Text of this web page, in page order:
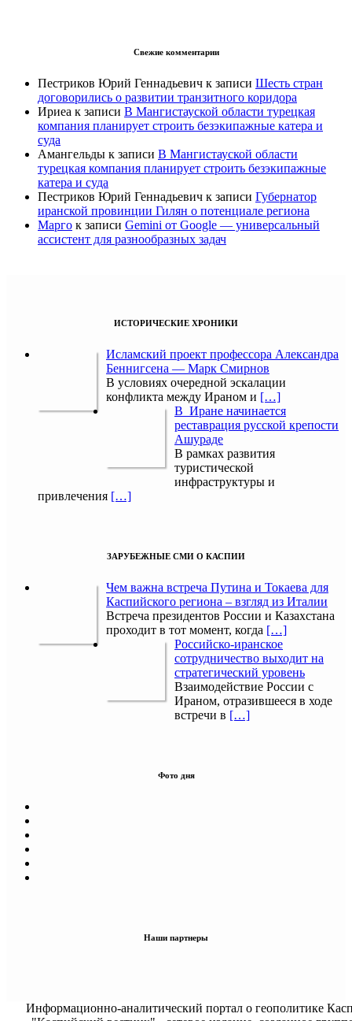
Свежие комментарии
Пестриков Юрий Геннадьевич к записи Шесть стран
договорились о развитии транзитного коридора
Ириеа к записи В Мангистауской области турецкая
компания планирует строить безэкипажные катера и
суда
Амангельды к записи В Мангистауской области
турецкая компания планирует строить безэкипажные
катера и суда
Пестриков Юрий Геннадьевич к записи Губернатор
иранской провинции Гилян о потенциале региона
Марго к записи Gemini от Google — универсальный
ассистент для разнообразных задач
ИСТОРИЧЕСКИЕ ХРОНИКИ
Исламский проект профессора Александра
Беннигсена — Марк Смирнов
В условиях очередной эскалации
конфликта между Ираном и […]
В Иране начинается
реставрация русской крепости
Ашураде
В рамках развития
туристической
инфраструктуры и
привлечения […]
ЗАРУБЕЖНЫЕ СМИ О КАСПИИ
Чем важна встреча Путина и Токаева для
Каспийского региона – взгляд из Италии
Встреча президентов России и Казахстана
проходит в тот момент, когда […]
Российско-иранское
сотрудничество выходит на
стратегический уровень
Взаимодействие России с
Ираном, отразившееся в ходе
встречи в […]
Фото дня
Наши партнеры
Информационно-аналитический портал о геополитике